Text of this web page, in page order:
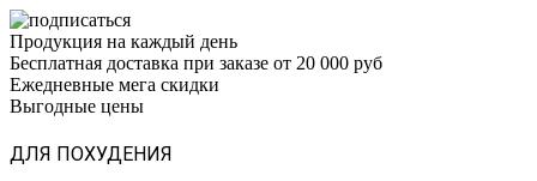
Продукция на каждый день
Бесплатная доставка при заказе от 20 000 руб
Ежедневные мега скидки
Выгодные цены
ДЛЯ ПОХУДЕНИЯ